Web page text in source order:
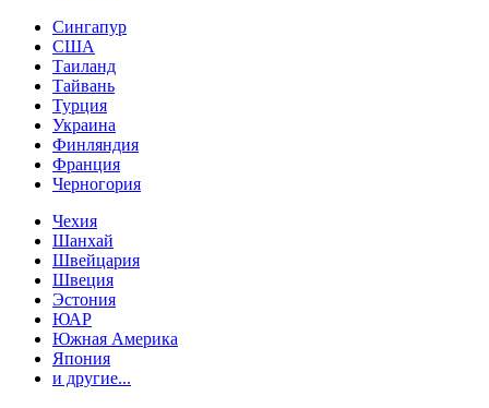
Сингапур
США
Таиланд
Тайвань
Турция
Украина
Финляндия
Франция
Черногория
Чехия
Шанхай
Швейцария
Швеция
Эстония
ЮАР
Южная Америка
Япония
и другие...